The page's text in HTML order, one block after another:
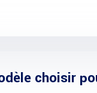
choisir